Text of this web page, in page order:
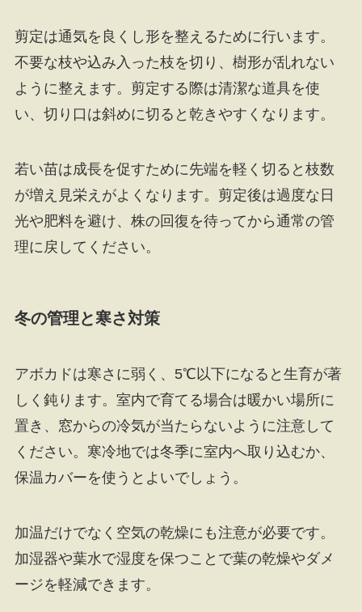
剪定は通気を良くし形を整えるために行います。
不要な枝や込み入った枝を切り、樹形が乱れない
ように整えます。剪定する際は清潔な道具を使
い、切り口は斜めに切ると乾きやすくなります。
若い苗は成長を促すために先端を軽く切ると枝数
が増え見栄えがよくなります。剪定後は過度な日
光や肥料を避け、株の回復を待ってから通常の管
理に戻してください。
冬の管理と寒さ対策
アボカドは寒さに弱く、5℃以下になると生育が著
しく鈍ります。室内で育てる場合は暖かい場所に
置き、窓からの冷気が当たらないように注意して
ください。寒冷地では冬季に室内へ取り込むか、
保温カバーを使うとよいでしょう。
加温だけでなく空気の乾燥にも注意が必要です。
加湿器や葉水で湿度を保つことで葉の乾燥やダメ
ージを軽減できます。